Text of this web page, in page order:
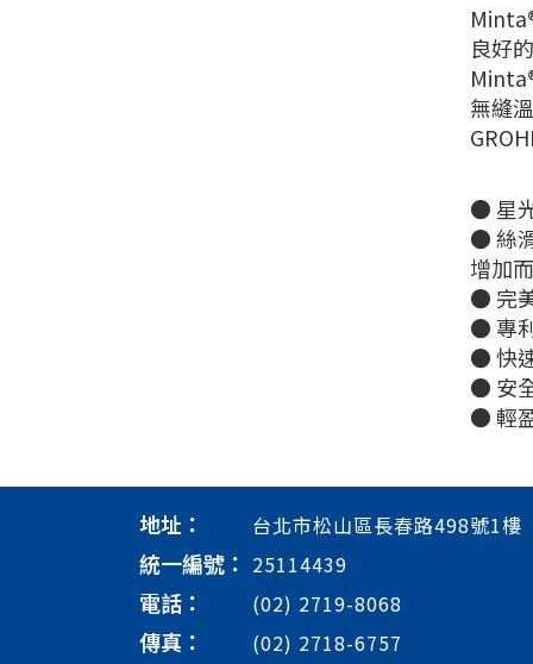
良好
無縫
● 星
● 絲
增加
● 完
● 專
● 快
● 安
● 輕
地址： 台北市松山區長春路498號1樓
統一編號： 25114439
電話： (02) 2719-8068
傳真： (02) 2718-6757